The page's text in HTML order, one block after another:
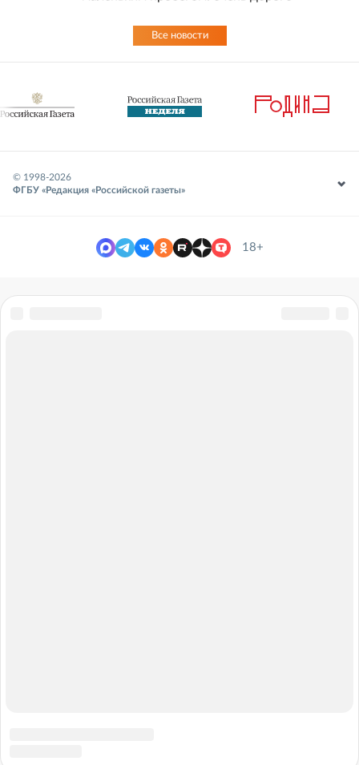
Все новости
© 1998-2026
ФГБУ «Редакция «Российской газеты»
18+